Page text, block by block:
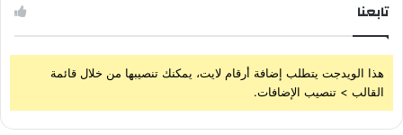
تابعنا
هذا الويدجت يتطلب إضافة أرقام لايت، يمكنك تنصيبها من خلال قائمة
القالب > تنصيب الإضافات.